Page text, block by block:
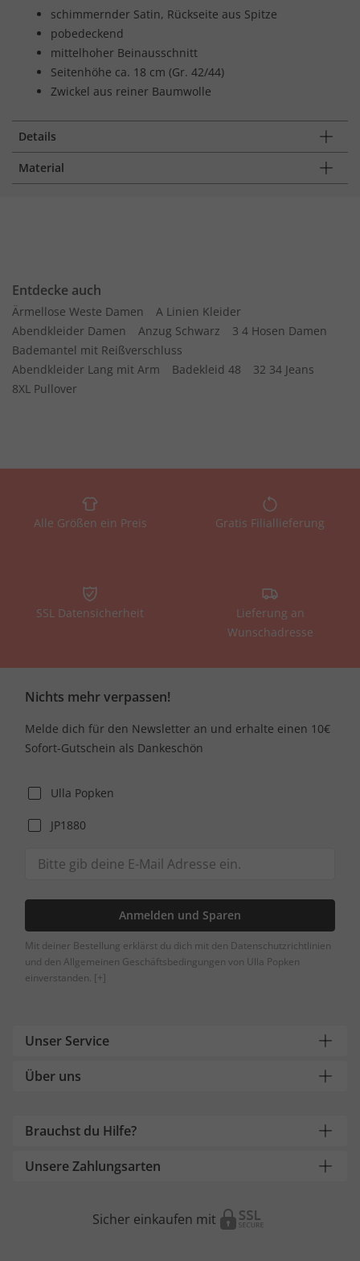
schimmernder Satin, Rückseite aus Spitze
pobedeckend
mittelhoher Beinausschnitt
Seitenhöhe ca. 18 cm (Gr. 42/44)
Zwickel aus reiner Baumwolle
Details
Material
Entdecke auch
Ärmellose Weste Damen
A Linien Kleider
Abendkleider Damen
Anzug Schwarz
3 4 Hosen Damen
Bademantel mit Reißverschluss
Abendkleider Lang mit Arm
Badekleid 48
32 34 Jeans
8XL Pullover
Alle Größen ein Preis Gratis Filiallieferung
SSL Datensicherheit
Lieferung an
Wunschadresse
Nichts mehr verpassen!
Melde dich für den Newsletter an und erhalte einen 10€
Sofort-Gutschein als Dankeschön
Ulla Popken
JP1880
Anmelden und Sparen
Mit deiner Bestellung erklärst du dich mit den Datenschutzrichtlinien
und den Allgemeinen Geschäftsbedingungen von Ulla Popken
einverstanden. [+]
Unser Service
Über uns
Brauchst du Hilfe?
Unsere Zahlungsarten
Sicher einkaufen mit